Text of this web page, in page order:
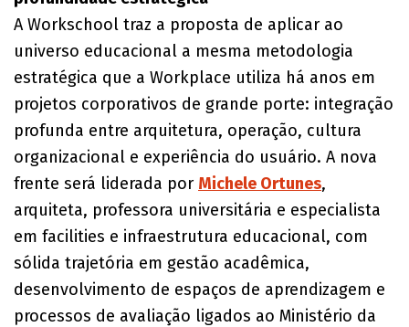
A Workschool traz a proposta de aplicar ao
universo educacional a mesma metodologia
estratégica que a Workplace utiliza há anos em
projetos corporativos de grande porte: integração
profunda entre arquitetura, operação, cultura
organizacional e experiência do usuário. A nova
frente será liderada por Michele Ortunes,
arquiteta, professora universitária e especialista
em facilities e infraestrutura educacional, com
sólida trajetória em gestão acadêmica,
desenvolvimento de espaços de aprendizagem e
processos de avaliação ligados ao Ministério da